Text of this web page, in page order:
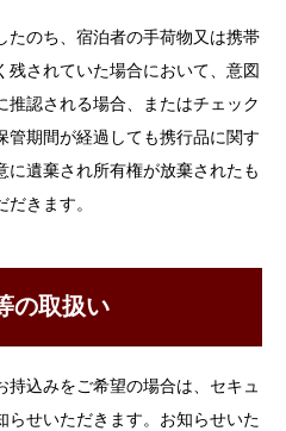
たのち、宿泊者の手荷物又は携帯
されていた場合において、意図
推認される場合、またはチェック
管期間が経過しても携行品に関す
に遺棄され所有権が放棄されたも
きます。
の取扱い
持込みをご希望の場合は、セキュ
らせいただきます。お知らせいた